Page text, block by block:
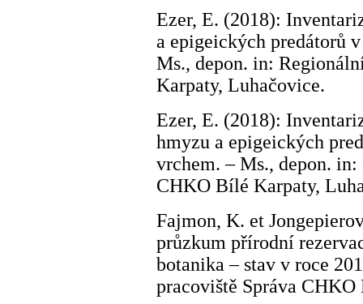
Ezer, E. (2018):
a epigeických predátorů
Ms., depon. in:
Karpaty, Luhačovice.
Ezer, E. (2018):
hmyzu a epigeických
vrchem. – Ms., depon.
CHKO Bílé Karpaty,
Fajmon, K. et
průzkum přírodní
botanika – stav v roce
pracoviště Správa